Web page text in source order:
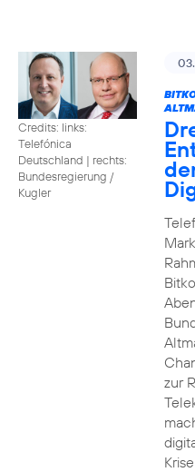
Credits: links:
Telefónica
Deutschland | rechts:
Bundesregierung /
Kugler
zur